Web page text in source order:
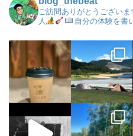
ご訪問ありがとうござい
人
自分の体験を書